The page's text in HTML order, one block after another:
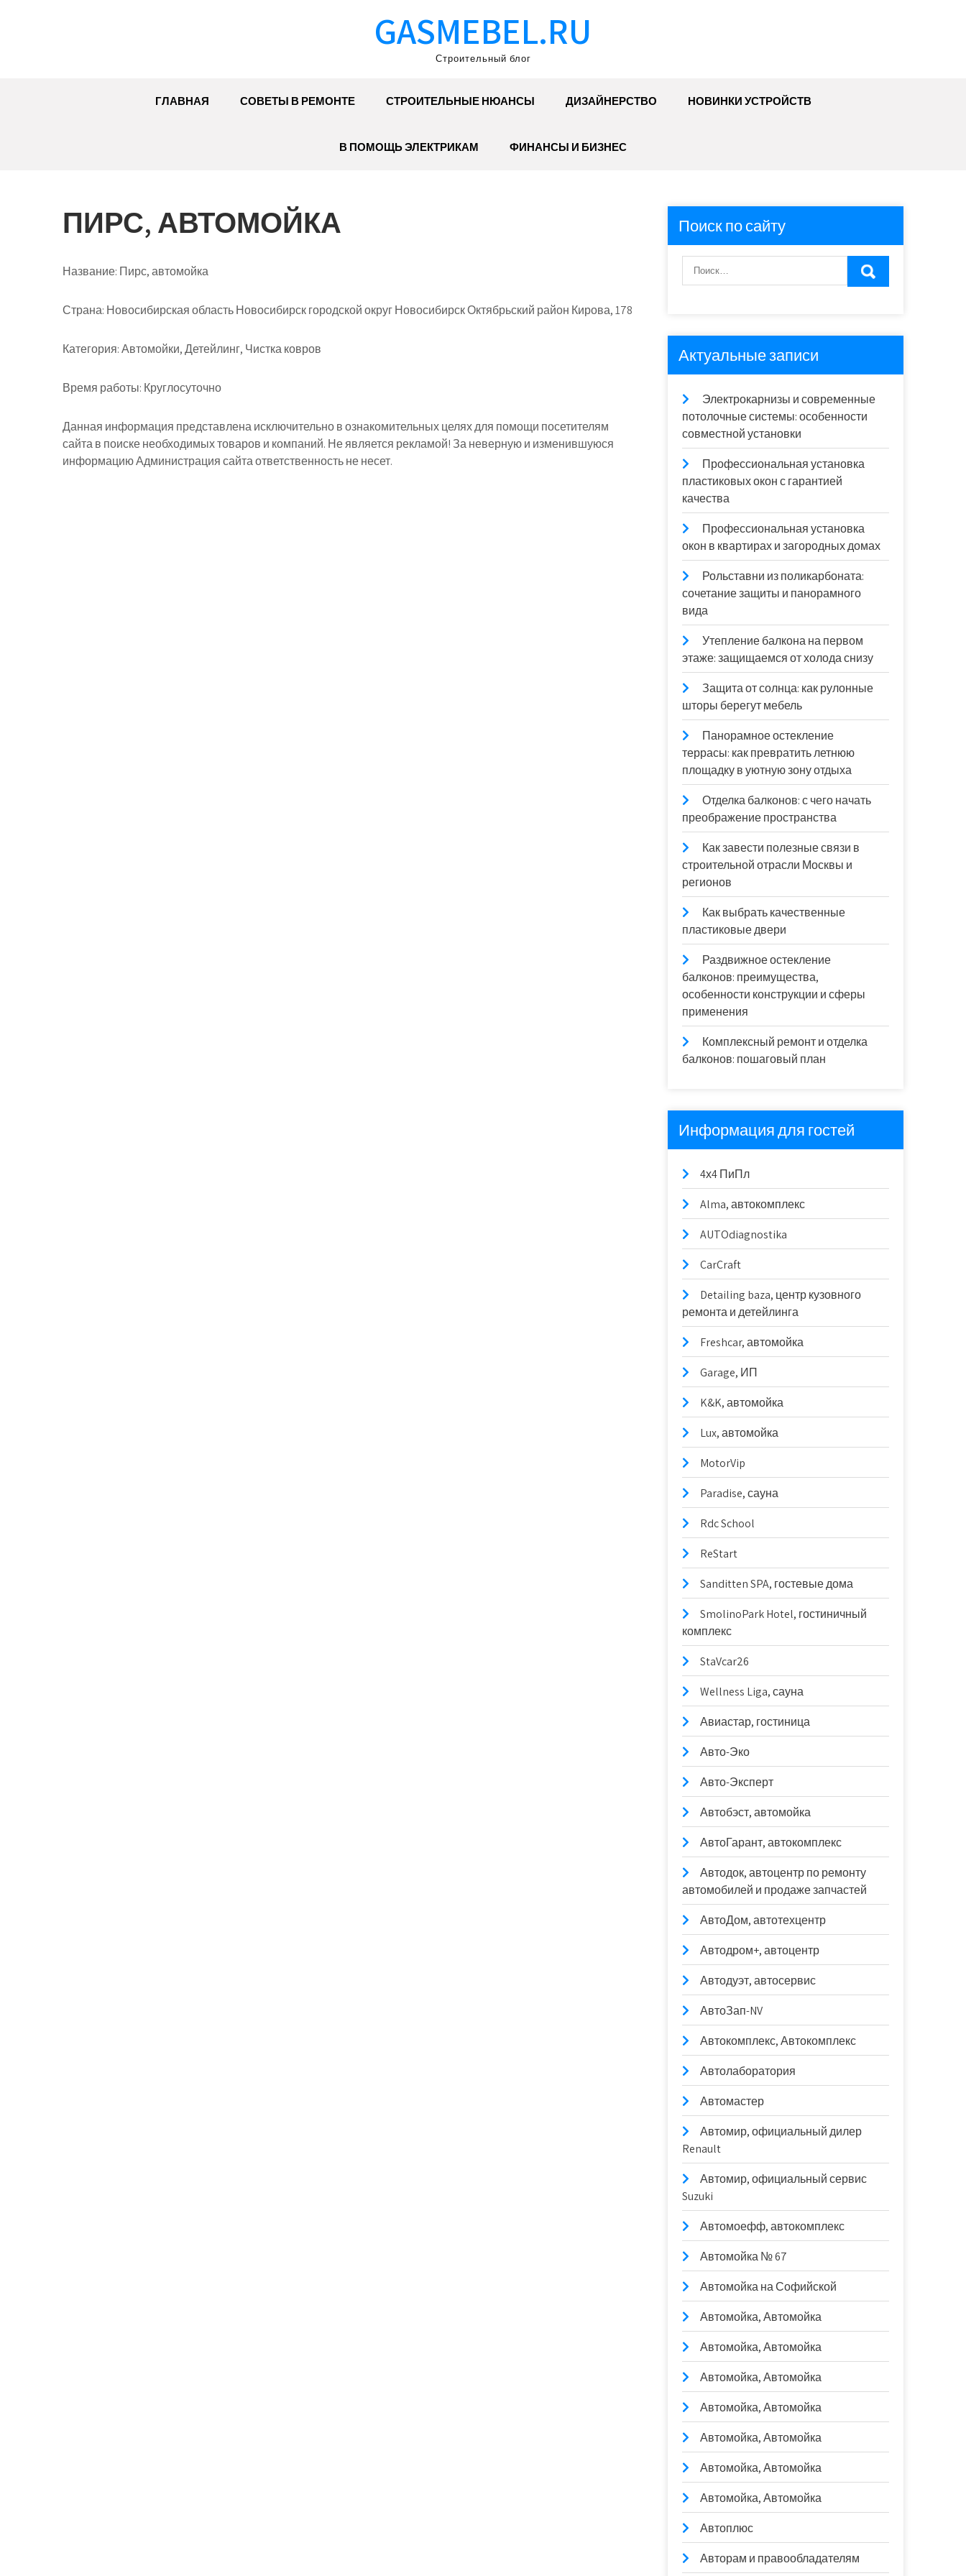
GASMEBEL.RU
Строительный блог
ГЛАВНАЯ СОВЕТЫ В РЕМОНТЕ СТРОИТЕЛЬНЫЕ НЮАНСЫ ДИЗАЙНЕРСТВО НОВИНКИ УСТРОЙСТВ
В ПОМОЩЬ ЭЛЕКТРИКАМ ФИНАНСЫ И БИЗНЕС
ПИРС, АВТОМОЙКА
Название: Пирс, автомойка
Страна: Новосибирская область Новосибирск городской округ Новосибирск Октябрьский район Кирова, 178
Категория:Автомойки, Детейлинг, Чистка ковров
Время работы: Круглосуточно
Данная информация представлена исключительно в ознакомительных целях для помощи посетителям
сайта в поиске необходимых товаров и компаний. Не является рекламой! За неверную и изменившуюся
информацию Администрация сайта ответственность не несет.
Поиск по сайту
Актуальные записи
Электрокарнизы и современные
потолочные системы: особенности
совместной установки
Профессиональная установка
пластиковых окон с гарантией
качества
Профессиональная установка
окон в квартирах и загородных домах
Рольставни из поликарбоната:
сочетание защиты и панорамного
вида
Утепление балкона на первом
этаже: защищаемся от холода снизу
Защита от солнца: как рулонные
шторы берегут мебель
Панорамное остекление
террасы: как превратить летнюю
площадку в уютную зону отдыха
Отделка балконов: с чего начать
преображение пространства
Как завести полезные связи в
строительной отрасли Москвы и
регионов
Как выбрать качественные
пластиковые двери
Раздвижное остекление
балконов: преимущества,
особенности конструкции и сферы
применения
Комплексный ремонт и отделка
балконов: пошаговый план
Информация для гостей
4х4 ПиПл
Alma, автокомплекс
AUTOdiagnostika
CarCraft
Detailing baza, центр кузовного
ремонта и детейлинга
Freshcar, автомойка
Garage, ИП
K&K, автомойка
Lux, автомойка
MotorVip
Paradise, сауна
Rdc School
ReStart
Sanditten SPA, гостевые дома
SmolinoPark Hotel, гостиничный
комплекс
StaVcar26
Wellness Liga, сауна
Авиастар, гостиница
Авто-Эко
Авто-Эксперт
Автобэст, автомойка
АвтоГарант, автокомплекс
Автодок, автоцентр по ремонту
автомобилей и продаже запчастей
АвтоДом, автотехцентр
Автодром+, автоцентр
Автодуэт, автосервис
АвтоЗап-NV
Автокомплекс, Автокомплекс
Автолаборатория
Автомастер
Автомир, официальный дилер
Renault
Автомир, официальный сервис
Suzuki
Автомоефф, автокомплекс
Автомойка № 67
Автомойка на Софийской
Автомойка, Автомойка
Автомойка, Автомойка
Автомойка, Автомойка
Автомойка, Автомойка
Автомойка, Автомойка
Автомойка, Автомойка
Автомойка, Автомойка
Автоплюс
Авторам и правообладателям